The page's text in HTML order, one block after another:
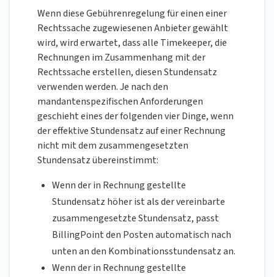
Wenn diese Gebührenregelung für einen einer
Rechtssache zugewiesenen Anbieter gewählt
wird, wird erwartet, dass alle Timekeeper, die
Rechnungen im Zusammenhang mit der
Rechtssache erstellen, diesen Stundensatz
verwenden werden. Je nach den
mandantenspezifischen Anforderungen
geschieht eines der folgenden vier Dinge, wenn
der effektive Stundensatz auf einer Rechnung
nicht mit dem zusammengesetzten
Stundensatz übereinstimmt:
Wenn der in Rechnung gestellte
Stundensatz höher ist als der vereinbarte
zusammengesetzte Stundensatz, passt
BillingPoint den Posten automatisch nach
unten an den Kombinationsstundensatz an.
Wenn der in Rechnung gestellte